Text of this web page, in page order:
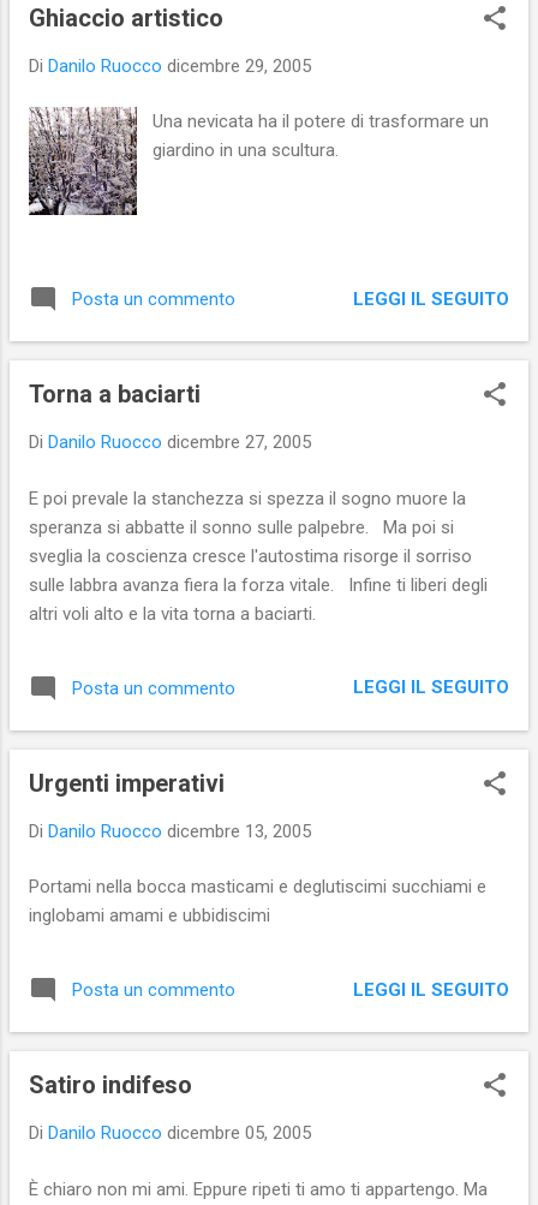
Ghiaccio artistico
Di Danilo Ruocco dicembre 29, 2005
Una nevicata ha il potere di trasformare un
giardino in una scultura.
Posta un commento LEGGI IL SEGUITO
Torna a baciarti
Di Danilo Ruocco dicembre 27, 2005
E poi prevale la stanchezza si spezza il sogno muore la
speranza si abbatte il sonno sulle palpebre. Ma poi si
sveglia la coscienza cresce l'autostima risorge il sorriso
sulle labbra avanza fiera la forza vitale. Infine ti liberi degli
altri voli alto e la vita torna a baciarti.
Posta un commento LEGGI IL SEGUITO
Urgenti imperativi
Di Danilo Ruocco dicembre 13, 2005
Portami nella bocca masticami e deglutiscimi succhiami e
inglobami amami e ubbidiscimi
Posta un commento LEGGI IL SEGUITO
Satiro indifeso
Di Danilo Ruocco dicembre 05, 2005
È chiaro non mi ami. Eppure ripeti ti amo ti appartengo. Ma